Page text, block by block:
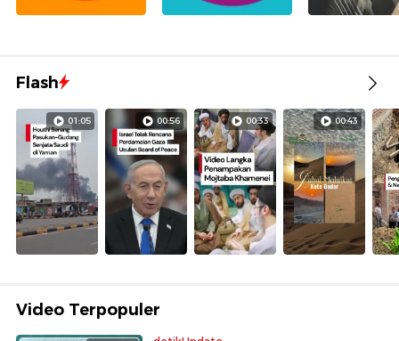
Flash
01:05 00:56 00:33 00:43
Video Terpopuler